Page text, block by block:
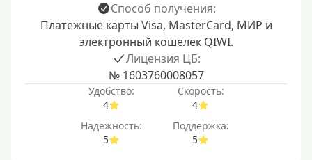
Способ получения:
Платежные карты Visa, MasterCard, МИР и
электронный кошелек QIWI.
Лицензия ЦБ:
№ 1603760008057
Удобство:
4
Скорость:
4
Надежность:
5
Поддержка:
5